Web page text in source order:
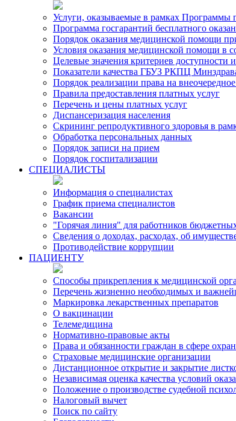
Услуги, оказываемые в рамках Программы
Программа госгарантий бесплатного
Порядок оказания медицинской помощи
Условия оказания медицинской помощи в
Целевые значения критериев доступности
Показатели качества ГБУЗ РКПЦ
Порядок реализации права на
Правила предоставления платных услуг
Перечень и цены платных услуг
Диспансеризация населения
Скрининг репродуктивного здоровья в
Обработка персональных данных
Порядок записи на прием
Порядок госпитализации
СПЕЦИАЛИСТЫ
Информация о специалистах
График приема специалистов
Вакансии
"Горячая линия" для работников
Сведения о доходах, расходах, об
Противодействие коррупции
ПАЦИЕНТУ
Способы прикрепления к медицинской
Перечень жизненно необходимых и
Маркировка лекарственных препаратов
О вакцинации
Телемедицина
Нормативно-правовые акты
Права и обязанности граждан в сфере
Страховые медицинские организации
Дистанционное открытие и закрытие
Независимая оценка качества условий
Положение о производстве судебной
Налоговый вычет
Поиск по сайту